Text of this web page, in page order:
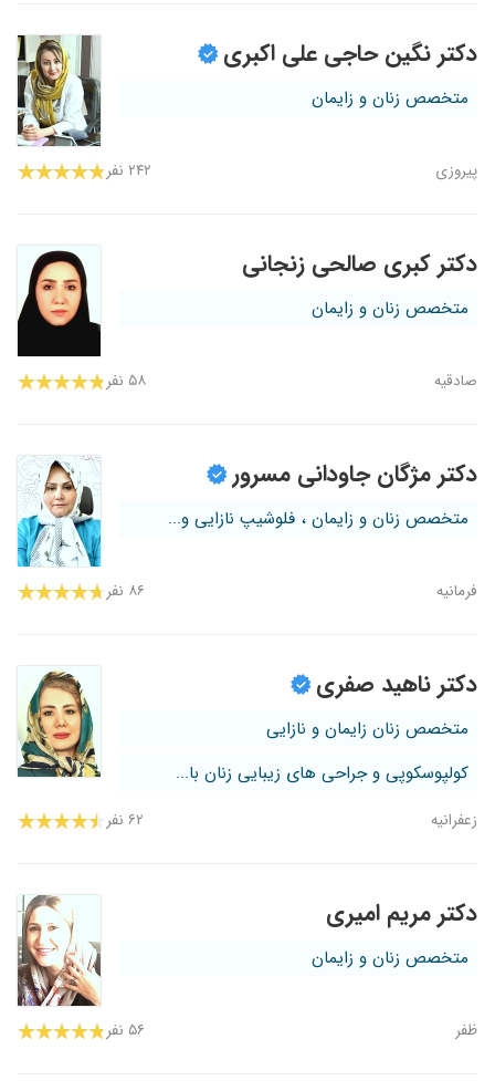
دکتر نگین حاجی علی اکبری
متخصص زنان و زایمان
پیروزی ۲۴۲ نفر
دکتر کبری صالحی زنجانی
متخصص زنان و زایمان
صادقیه ۵۸ نفر
دکتر مژگان جاودانی مسرور
متخصص زنان و زایمان ، فلوشیپ نازایی و...
فرمانیه ۸۶ نفر
دکتر ناهید صفری
متخصص زنان زایمان و نازایی
کولپوسکوپی و جراحی های زیبایی زنان با...
زعفرانیه ۶۲ نفر
دکتر مریم امیری
متخصص زنان و زایمان
ظفر ۵۶ نفر